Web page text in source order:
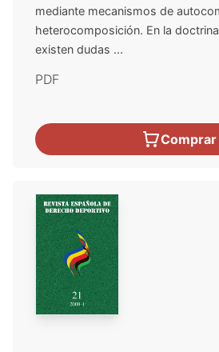
mediante mecanismos de
heterocomposición. En la
existen dudas ...
PDF
Comprar